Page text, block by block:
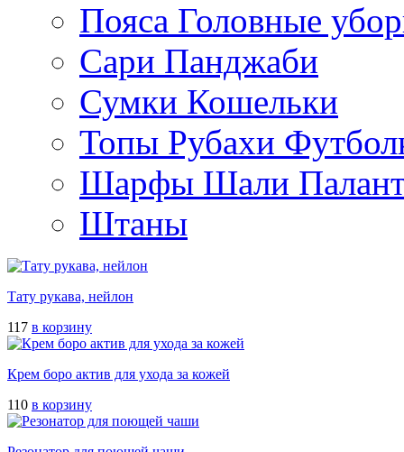
Пояса Головные
Сари Панджаби
Сумки Кошельки
Топы Рубахи
Шарфы Шали
Штаны
Тату рукава, нейлон
117 в корзину
Крем боро актив для ухода за кожей
110 в корзину